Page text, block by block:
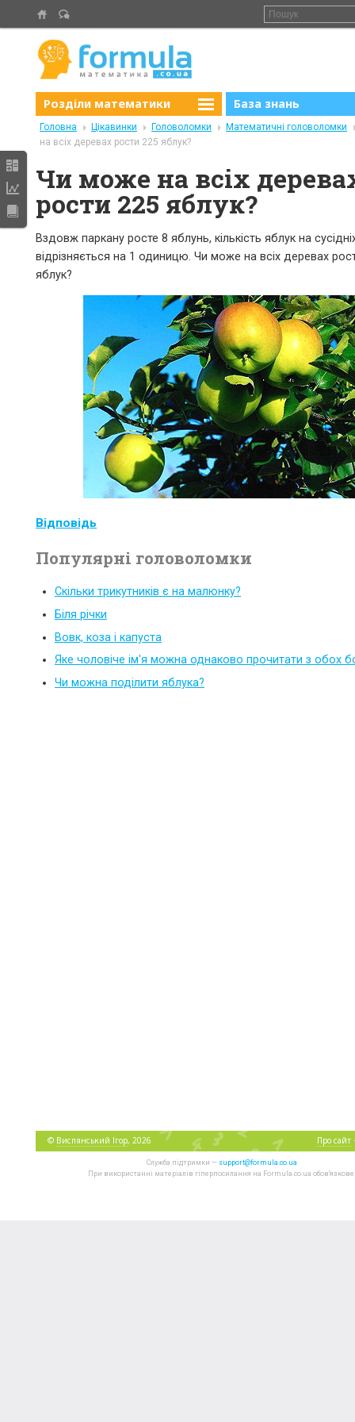
Розділи математики База знань
Головна Цікавинки Головоломки
Математичні головоломки
на всіх деревах рости 225 яблук?
Чи може на всіх
рости 225 яблук?
Вздовж паркану росте 8 яблунь, кількість яблук на
відрізняється на 1 одиницю. Чи може на всіх деревах
яблук?
Відповідь
Популярні головоломки
Скільки трикутників є на малюнку?
Біля річки
Вовк, коза і капуста
Яке чоловіче ім'я можна однаково прочитати з обох
Чи можна поділити яблука?
© Виспянський Ігор, 2026 Про сайт
Служба підтримки — support@formula.co.ua
При використанні матеріалів гіперпосилання на Formula.co.ua обов'язкове.